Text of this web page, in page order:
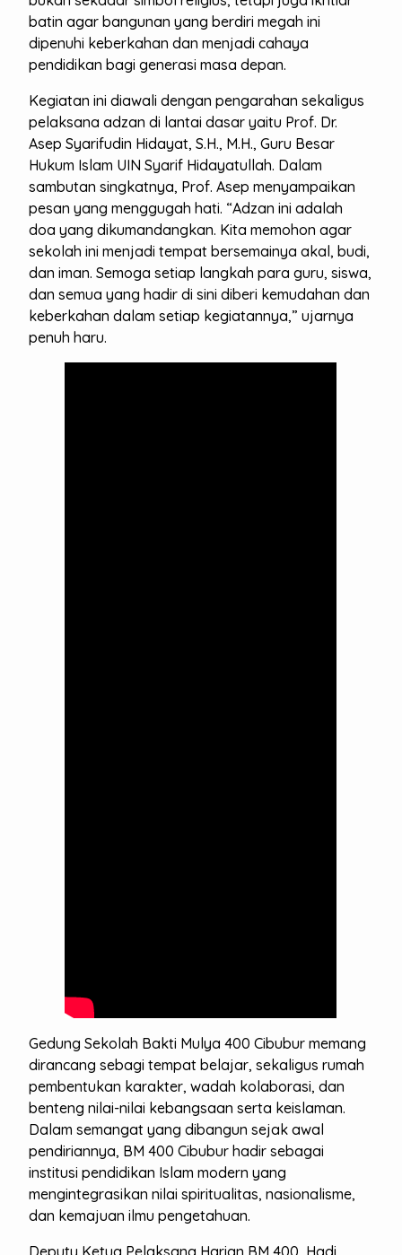
batin agar bangunan yang berdiri megah ini
dipenuhi keberkahan dan menjadi cahaya
pendidikan bagi generasi masa depan.
Kegiatan ini diawali dengan pengarahan sekaligus
pelaksana adzan di lantai dasar yaitu Prof. Dr.
Asep Syarifudin Hidayat, S.H., M.H., Guru Besar
Hukum Islam UIN Syarif Hidayatullah. Dalam
sambutan singkatnya, Prof. Asep menyampaikan
pesan yang menggugah hati. “Adzan ini adalah
doa yang dikumandangkan. Kita memohon agar
sekolah ini menjadi tempat bersemainya akal, budi,
dan iman. Semoga setiap langkah para guru, siswa,
dan semua yang hadir di sini diberi kemudahan dan
keberkahan dalam setiap kegiatannya,” ujarnya
penuh haru.
Gedung Sekolah Bakti Mulya 400 Cibubur memang
dirancang sebagi tempat belajar, sekaligus rumah
pembentukan karakter, wadah kolaborasi, dan
benteng nilai-nilai kebangsaan serta keislaman.
Dalam semangat yang dibangun sejak awal
pendiriannya, BM 400 Cibubur hadir sebagai
institusi pendidikan Islam modern yang
mengintegrasikan nilai spiritualitas, nasionalisme,
dan kemajuan ilmu pengetahuan.